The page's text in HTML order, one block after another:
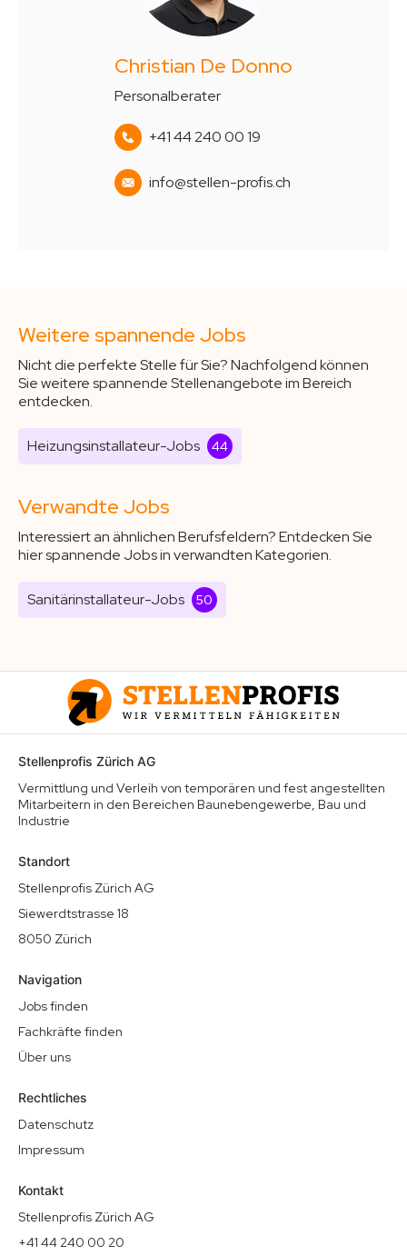
Christian De Donno
Personalberater
+41 44 240 00 19
info@stellen-profis.ch
Weitere spannende Jobs
Nicht die perfekte Stelle für Sie? Nachfolgend können
Sie weitere spannende Stellenangebote im Bereich
entdecken.
Heizungsinstallateur-Jobs 44
Verwandte Jobs
Interessiert an ähnlichen Berufsfeldern? Entdecken Sie
hier spannende Jobs in verwandten Kategorien.
Sanitärinstallateur-Jobs 50
Stellenprofis Zürich AG
Vermittlung und Verleih von temporären und fest angestellten
Mitarbeitern in den Bereichen Baunebengewerbe, Bau und
Industrie
Standort
Stellenprofis Zürich AG
Siewerdtstrasse 18
8050 Zürich
Navigation
Jobs finden
Fachkräfte finden
Über uns
Rechtliches
Datenschutz
Impressum
Kontakt
Stellenprofis Zürich AG
+41 44 240 00 20